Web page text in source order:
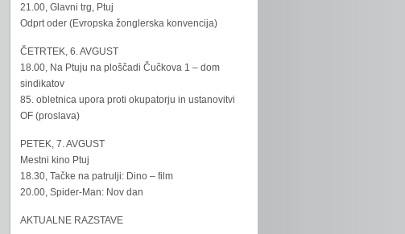
21.00, Glavni trg, Ptuj
Odprt oder (Evropska žonglerska konvencija)
ČETRTEK, 6. AVGUST
18.00, Na Ptuju na ploščadi Čučkova 1 – dom
sindikatov
85. obletnica upora proti okupatorju in ustanovitvi
OF (proslava)
PETEK, 7. AVGUST
Mestni kino Ptuj
18.30, Tačke na patrulji: Dino – film
20.00, Spider-Man: Nov dan
AKTUALNE RAZSTAVE